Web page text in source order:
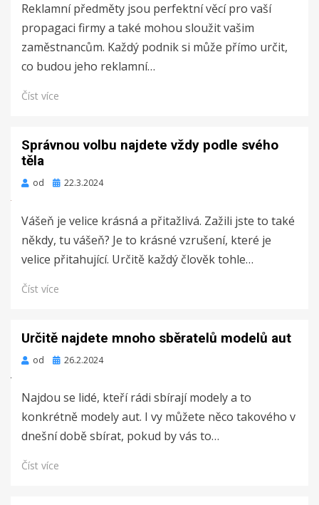
Reklamní předměty jsou perfektní věcí pro vaší
propagaci firmy a také mohou sloužit vašim
zaměstnancům. Každý podnik si může přímo určit,
co budou jeho reklamní…
Číst více
Správnou volbu najdete vždy podle svého
těla
od
Zveřejněno
22.3.2024
Vášeň je velice krásná a přitažlivá. Zažili jste to také
někdy, tu vášeň? Je to krásné vzrušení, které je
velice přitahující. Určitě každý člověk tohle…
Číst více
Určitě najdete mnoho sběratelů modelů aut
od
Zveřejněno
26.2.2024
Najdou se lidé, kteří rádi sbírají modely a to
konkrétně modely aut. I vy můžete něco takového v
dnešní době sbírat, pokud by vás to…
Číst více